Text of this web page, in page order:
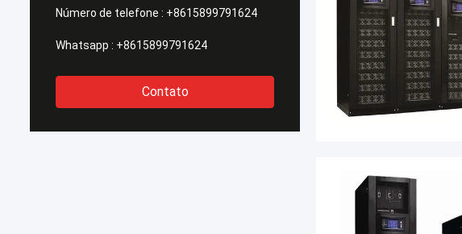
Número de telefone : +8615899791624
Whatsapp : +8615899791624
Contato